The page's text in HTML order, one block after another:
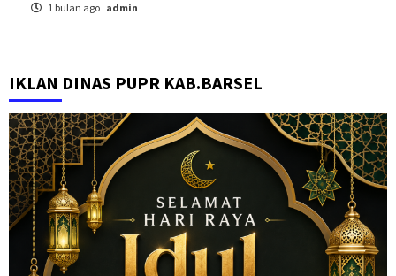
1 bulan ago admin
IKLAN DINAS PUPR KAB.BARSEL